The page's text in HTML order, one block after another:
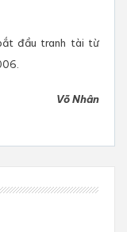
đầu tranh tài từ
Võ Nhân